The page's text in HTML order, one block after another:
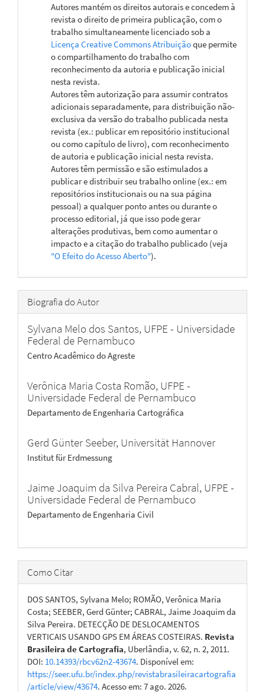
Autores mantém os direitos autorais e concedem à
revista o direito de primeira publicação, com o
trabalho simultaneamente licenciado sob a
Licença Creative Commons Atribuiçãoque permite
o compartilhamento do trabalho com
reconhecimento da autoria e publicação inicial
nesta revista.
Autores têm autorização para assumir contratos
adicionais separadamente, para distribuição não-
exclusiva da versão do trabalho publicada nesta
revista (ex.: publicar em repositório institucional
ou como capítulo de livro), com reconhecimento
de autoria e publicação inicial nesta revista.
Autores têm permissão e são estimulados a
publicar e distribuir seu trabalho online (ex.: em
repositórios institucionais ou na sua página
pessoal) a qualquer ponto antes ou durante o
processo editorial, já que isso pode gerar
alterações produtivas, bem como aumentar o
impacto e a citação do trabalho publicado (veja
"O Efeito do Acesso Aberto").
Biografia do Autor
Sylvana Melo dos Santos, UFPE - Universidade
Federal de Pernambuco
Centro Acadêmico do Agreste
Verônica Maria Costa Romão, UFPE -
Universidade Federal de Pernambuco
Departamento de Engenharia Cartográfica
Gerd Günter Seeber, Universität Hannover
Institut für Erdmessung
Jaime Joaquim da Silva Pereira Cabral, UFPE -
Universidade Federal de Pernambuco
Departamento de Engenharia Civil
Como Citar
DOS SANTOS, Sylvana Melo; ROMÃO, Verônica Maria
Costa; SEEBER, Gerd Günter; CABRAL, Jaime Joaquim da
Silva Pereira. DETECÇÃO DE DESLOCAMENTOS
VERTICAIS USANDO GPS EM ÁREAS COSTEIRAS. Revista
Brasileira de Cartografia, Uberlândia, v. 62, n. 2, 2011.
DOI: 10.14393/rbcv62n2-43674. Disponível em:
https://seer.ufu.br/index.php/revistabrasileiracartografia
/article/view/43674. Acesso em: 7 ago. 2026.